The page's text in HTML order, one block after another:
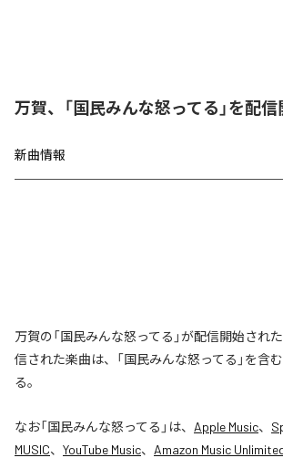
万賀、「国民みんな怒ってる」を配
新曲情報
万賀の「国民みんな怒ってる」が配信開始され
信された楽曲は、「国民みんな怒ってる」を含
る。
なお「国民みんな怒ってる 」は、 Apple Music、
MUSIC、 YouTube Music、 Amazon Music